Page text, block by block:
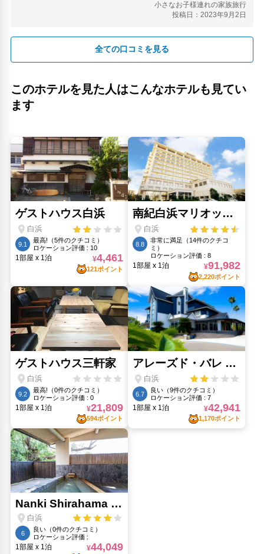
小さなお子様連れの家族旅行
投稿日：2023年9月2日
全ての口コミを見る
このホテルを見た人はこんなホテルも見てい
ます